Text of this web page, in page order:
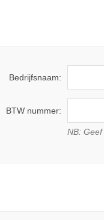
Bedrijfsnaam:
BTW nummer:
NB: